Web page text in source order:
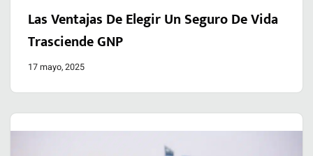
Las Ventajas De Elegir Un Seguro De Vida
Trasciende GNP
17 mayo, 2025